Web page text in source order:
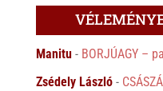
Manitu- BORJÚAGY –
Zsédely László-